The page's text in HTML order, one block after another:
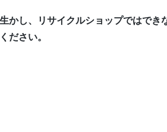
し、リサイクルショップではでき
ださい。